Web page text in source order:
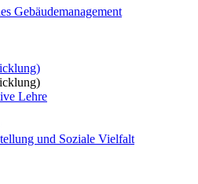
Gebäudemanagement
Lehre
und Soziale Vielfalt